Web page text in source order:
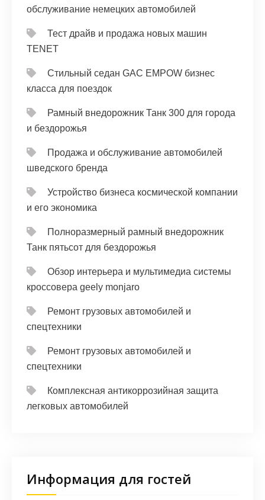
обслуживание немецких автомобилей
Тест драйв и продажа новых машин
TENET
Стильный седан GAC EMPOW бизнес
класса для поездок
Рамный внедорожник Танк 300 для города
и бездорожья
Продажа и обслуживание автомобилей
шведского бренда
Устройство бизнеса космической компании
и его экономика
Полноразмерный рамный внедорожник
Танк пятьсот для бездорожья
Обзор интерьера и мультимедиа системы
кроссовера geely monjaro
Ремонт грузовых автомобилей и
спецтехники
Ремонт грузовых автомобилей и
спецтехники
Комплексная антикоррозийная защита
легковых автомобилей
Информация для гостей